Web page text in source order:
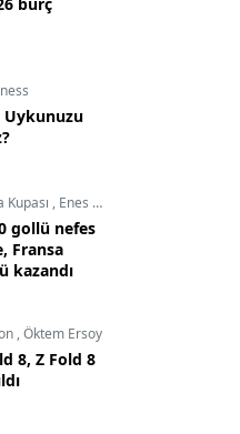
Kupası , Enes Demircioğlu
gollü nefes
Fransa
kazandı
,Öktem Ersoy
8, Z Fold 8